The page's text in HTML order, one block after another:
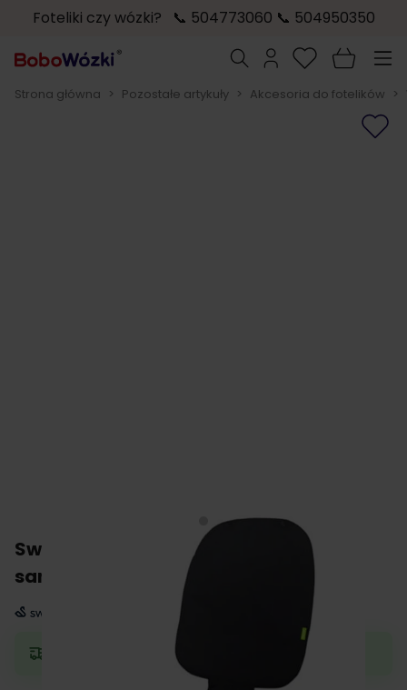
Foteliki czy wózki? 📞 504773060 📞 504950350
Szukaj
Strona główna > Pozostałe artykuły > Akcesoria do fotelików >
Swandoo uniwersalna mata
samochodowa pod fotelik
Zamów do 13:00, a wyślemy jeszcze dziś.